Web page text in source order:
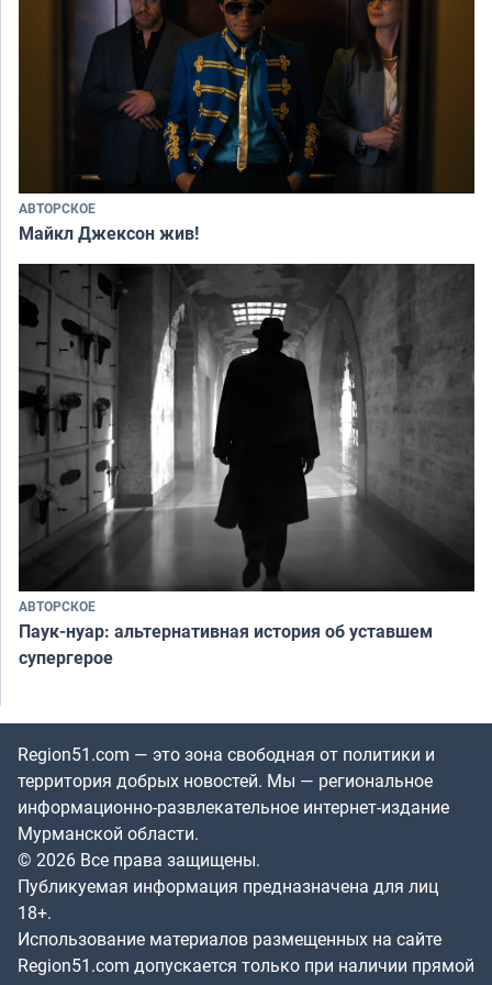
АВТОРСКОЕ
Майкл Джексон жив!
АВТОРСКОЕ
Паук-нуар: альтернативная история об уставшем
супергерое
Region51.com — это зона свободная от политики и
территория добрых новостей. Мы — региональное
информационно-развлекательное интернет-издание
Мурманской области.
© 2026 Все права защищены.
Публикуемая информация предназначена для лиц
18+.
Использование материалов размещенных на сайте
Region51.com допускается только при наличии прямой